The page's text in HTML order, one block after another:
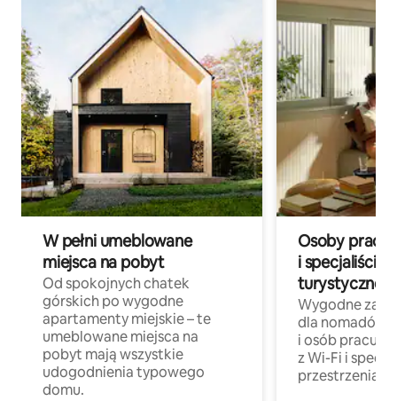
W pełni umeblowane
miejsca na pobyt
Od spokojnych chatek
górskich po wygodne
apartamenty miejskie – te
umeblowane miejsca na
pobyt mają wszystkie
udogodnienia typowego
domu.
Osoby
i specjaliści z
turystycznej
Wygodne
dla nomadów
i osób
z Wi-Fi i
przestrzenią